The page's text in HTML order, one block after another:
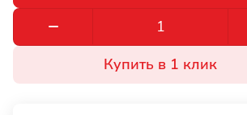
Купить в 1 клик